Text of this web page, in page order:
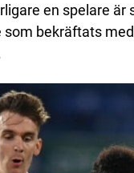
en spelare är
bekräftats